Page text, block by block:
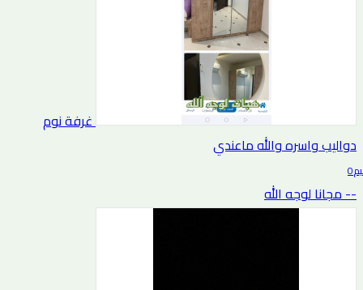
غرفة نوم
دواليب واسره والله ماعندي
0 التقييم
-- مجانا لوجه الله